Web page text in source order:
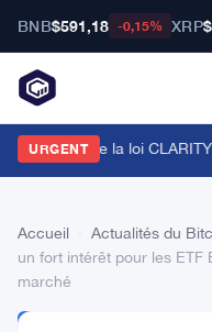
BNB$591,18 -0,15% XRP
URGENT
pousse la loi
Accueil Actualités du
un fort intérêt pour les ETF
marché